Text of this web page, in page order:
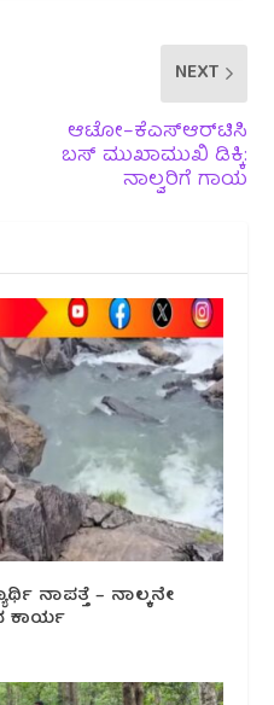
NEXT
ಆಟೋ–ಕೆಎಸ್‌ಆರ್‌ಟಿಸಿ
ಬಸ್ ಮುಖಾಮುಖಿ ಡಿಕ್ಕಿ:
ನಾಲ್ವರಿಗೆ ಗಾಯ
ನಾಪತ್ತೆ – ನಾಲ್ಕನೇ
ಕಾರ್ಯ